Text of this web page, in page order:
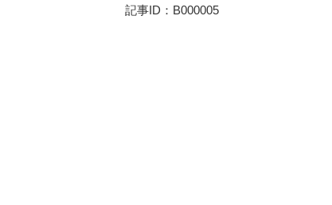
記事ID：B000005